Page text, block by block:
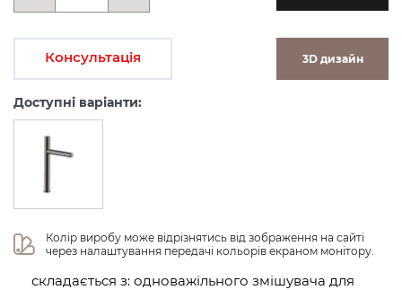
Консультація 3D дизайн
Доступні варіанти:
Колір виробу може відрізнятись від зображення на сайті
через налаштування передачі кольорів екраном монітору.
складається з: одноважільного змішувача для